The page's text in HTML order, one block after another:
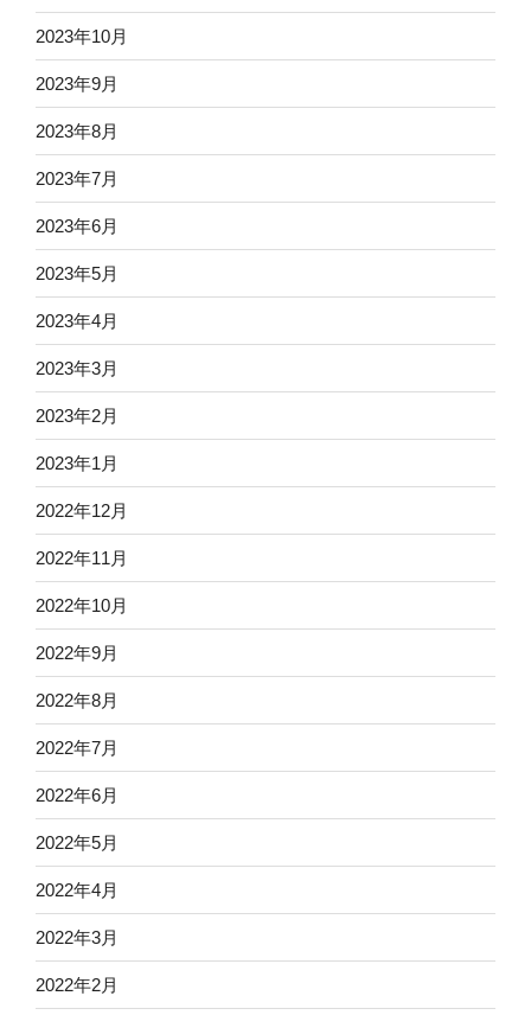
2023年10月
2023年9月
2023年8月
2023年7月
2023年6月
2023年5月
2023年4月
2023年3月
2023年2月
2023年1月
2022年12月
2022年11月
2022年10月
2022年9月
2022年8月
2022年7月
2022年6月
2022年5月
2022年4月
2022年3月
2022年2月